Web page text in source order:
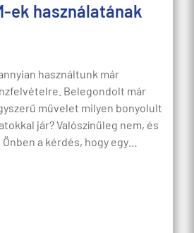
ek használatának
használtunk már
Belegondolt már
művelet milyen bonyolult
jár? Valószínűleg nem, és
a kérdés, hogy egy…